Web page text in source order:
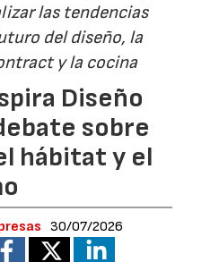
las tendencias
del diseño, la
y la cocina
Diseño
sobre
hábitat y el
30/07/2026